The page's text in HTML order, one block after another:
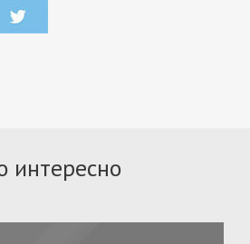
интересно